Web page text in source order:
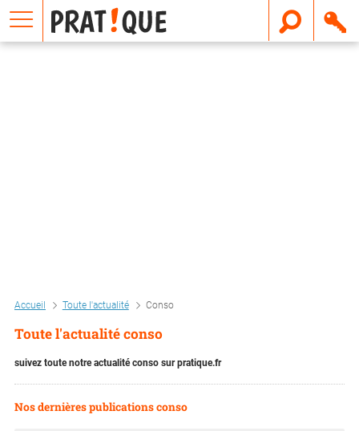
Accueil Toute l'actualité Conso
Toute l'actualité conso
suivez toute notre actualité conso sur pratique.fr
Nos dernières publications conso
E
m
a